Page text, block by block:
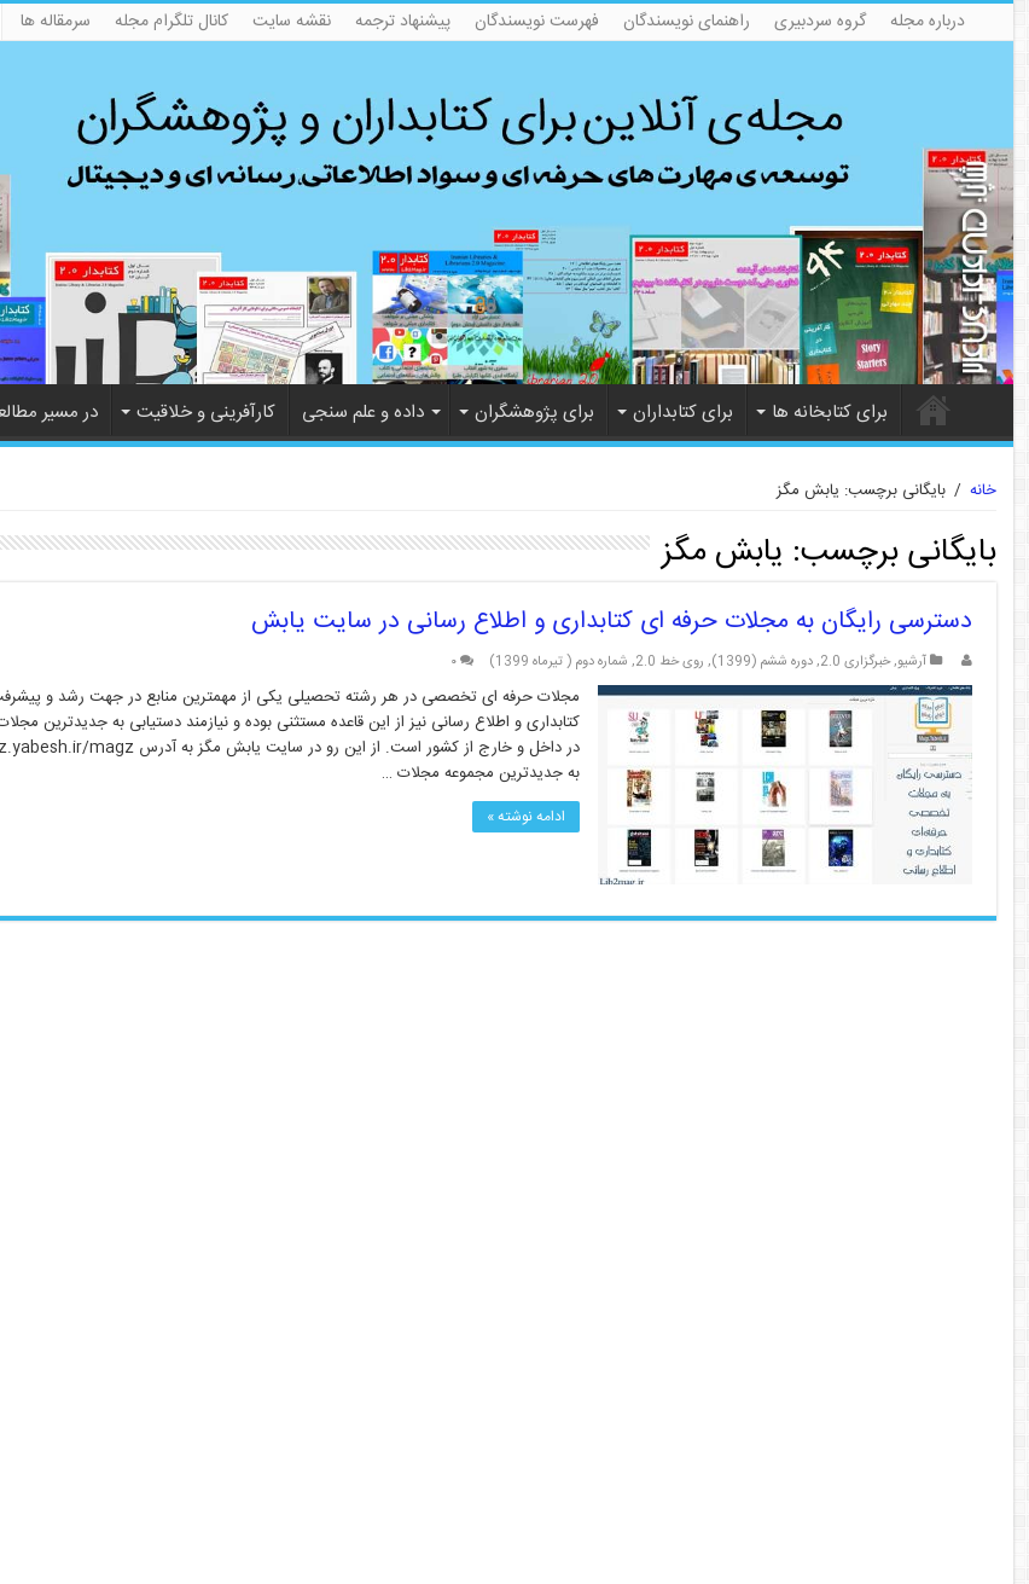
درباره مجله گروه سردبیری راهنمای نویسندگان فهرست نویسندگان پیشنهاد ترجمه نقشه سایت کانال تلگرام مجله سرمقاله ها
برای کتابخانه ها برای کتابداران برای پژوهشگران داده و علم سنجی کارآفرینی و خلاقیت در مسیر
خانه / بایگانی برچسب: یابش مگز
بایگانی برچسب: یابش مگز
دسترسی رایگان به مجلات حرفه ای کتابداری و اطلاع رسانی در سایت یابش
آرشیو,خبرگزاری 2.0 ,دوره ششم (1399) , روی خط 2.0 , شماره دوم ( تیرماه 1399) ۰
مجلات حرفه ای تخصصی در هر رشته تحصیلی یکی از مهمترین منابع در جهت رشد و
کتابداری و اطلاع رسانی نیز از این قاعده مستثنی بوده و نیازمند دستیابی به جدیدترین
به جدیدترین مجموعه مجلات …
ادامه نوشته »